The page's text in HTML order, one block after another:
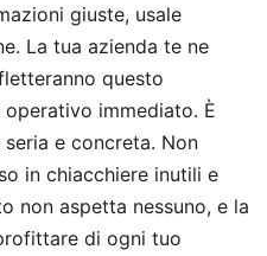
giuste, usale
La tua azienda te ne
questo
immediato. È
e concreta. Non
in chiacchiere inutili e
non aspetta nessuno, e la
di ogni tuo